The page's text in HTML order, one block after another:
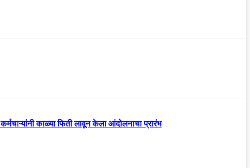
कर्मचाऱ्यांनी काळ्या फिती लावून केला आंदोलनाचा प्रारंभ